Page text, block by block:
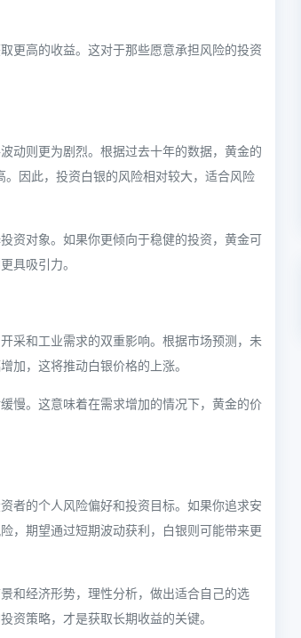
更高的收益。这对于那些愿意承担风险的投资
动则更为剧烈。根据过去十年的数据，黄金的
因此，投资白银的风险相对较大，适合风险
资对象。如果你更倾向于稳健的投资，黄金可
具吸引力。
采和工业需求的双重影响。根据市场预测，未
加，这将推动白银价格的上涨。
慢。这意味着在需求增加的情况下，黄金的价
者的个人风险偏好和投资目标。如果你追求安
，期望通过短期波动获利，白银则可能带来更
和经济形势，理性分析，做出适合自己的选
资策略，才是获取长期收益的关键。